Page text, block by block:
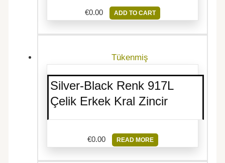
€0.00 ADD TO CART
Tükenmiş
Silver-Black Renk 917L
Çelik Erkek Kral Zincir
€0.00 READ MORE